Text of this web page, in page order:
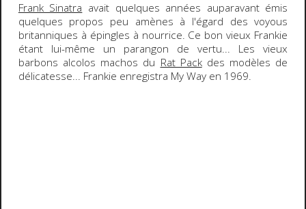
Frank Sinatra avait quelques années auparavant émis
quelques propos peu amènes à l'égard des voyous
britanniques à épingles à nourrice. Ce bon vieux Frankie
étant lui-même un parangon de vertu... Les vieux
barbons alcolos machos du Rat Packdes modèles de
délicatesse... Frankie enregistra My Wayen 1969.